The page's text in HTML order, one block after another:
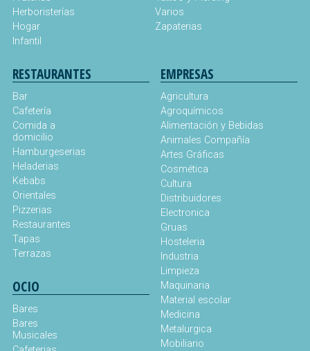
Herboristerías
Hogar
Infantil
Varios
Zapaterias
RESTAURANTES
Bar
Cafetería
Comida a
domicilio
Hamburgeserias
Heladerias
Kebabs
Orientales
Pizzerias
Restaurantes
Tapas
Terrazas
OCIO
Bares
Bares
Musicales
EMPRESAS
Agricultura
Agroquímicos
Alimentación y Bebidas
Animales Compañía
Artes Gráficas
Cosmética
Cultura
Distribuidores
Electronica
Gruas
Hosteleria
Industria
Limpieza
Maquinaria
Material escolar
Medicina
Metalurgica
Mobiliario